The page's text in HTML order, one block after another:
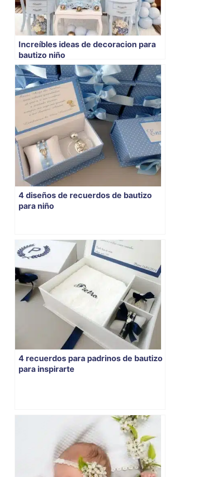
Increíbles ideas de decoracion para
bautizo niño
4 diseños de recuerdos de bautizo
para niño
4 recuerdos para padrinos de bautizo
para inspirarte